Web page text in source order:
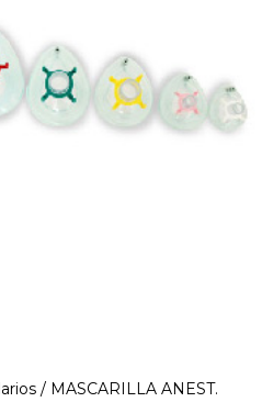
/ MASCARILLA ANEST.